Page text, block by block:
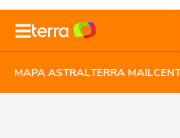
MAPA ASTRALTERRA MAIL